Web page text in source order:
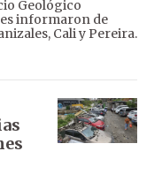
Geológico
informaron de
Cali y Pereira.